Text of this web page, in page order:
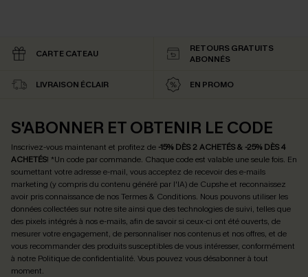
CARTE CATEAU
RETOURS GRATUITS
ABONNÉS
LIVRAISON ÉCLAIR EN PROMO
S'ABONNER ET OBTENIR LE CODE
Inscrivez-vous maintenant et profitez de -15% DÈS 2 ACHETÉS & -25% DÈS 4
ACHETÉS! *Un code par commande. Chaque code est valable une seule fois. En
soumettant votre adresse e-mail, vous acceptez de recevoir des e-mails
marketing (y compris du contenu généré par l'IA) de Cupshe et reconnaissez
avoir pris connaissance de nosTermes & Conditions. Nous pouvons utiliser les
données collectées sur notre site ainsi que des technologies de suivi, telles que
des pixels intégrés à nos e-mails, afin de savoir si ceux-ci ont été ouverts, de
mesurer votre engagement, de personnaliser nos contenus et nos offres, et de
vous recommander des produits susceptibles de vous intéresser, conformément
à notre Politique de confidentialité. Vous pouvez vous désabonner à tout
moment.